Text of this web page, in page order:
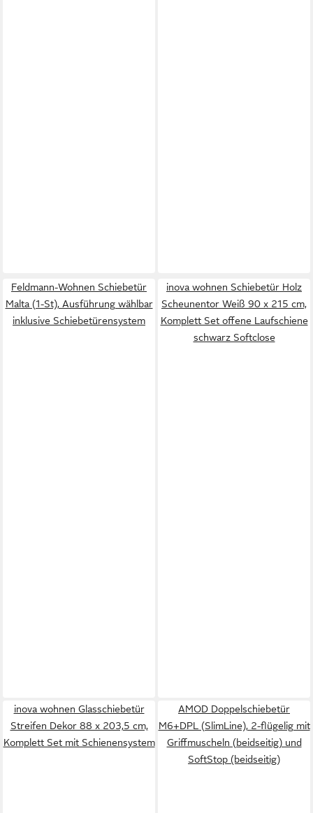
Feldmann-Wohnen Schiebetür
Malta (1-St), Ausführung wählbar
inklusive Schiebetürensystem
inova wohnen Schiebetür Holz
Scheunentor Weiß 90 x 215 cm,
Komplett Set offene Laufschiene
schwarz Softclose
inova wohnen Glasschiebetür
Streifen Dekor 88 x 203,5 cm,
Komplett Set mit Schienensystem
AMOD Doppelschiebetür
M6+DPL (SlimLine), 2-flügelig mit
Griffmuscheln (beidseitig) und
SoftStop (beidseitig)